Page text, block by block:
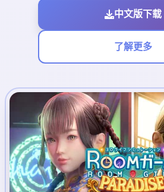
中文版下载
了解更多